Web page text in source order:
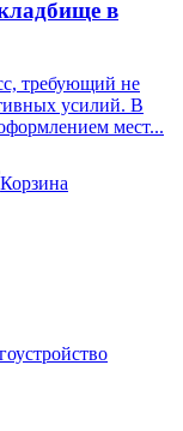
в
требующий не
усилий. В
мест...
Корзина